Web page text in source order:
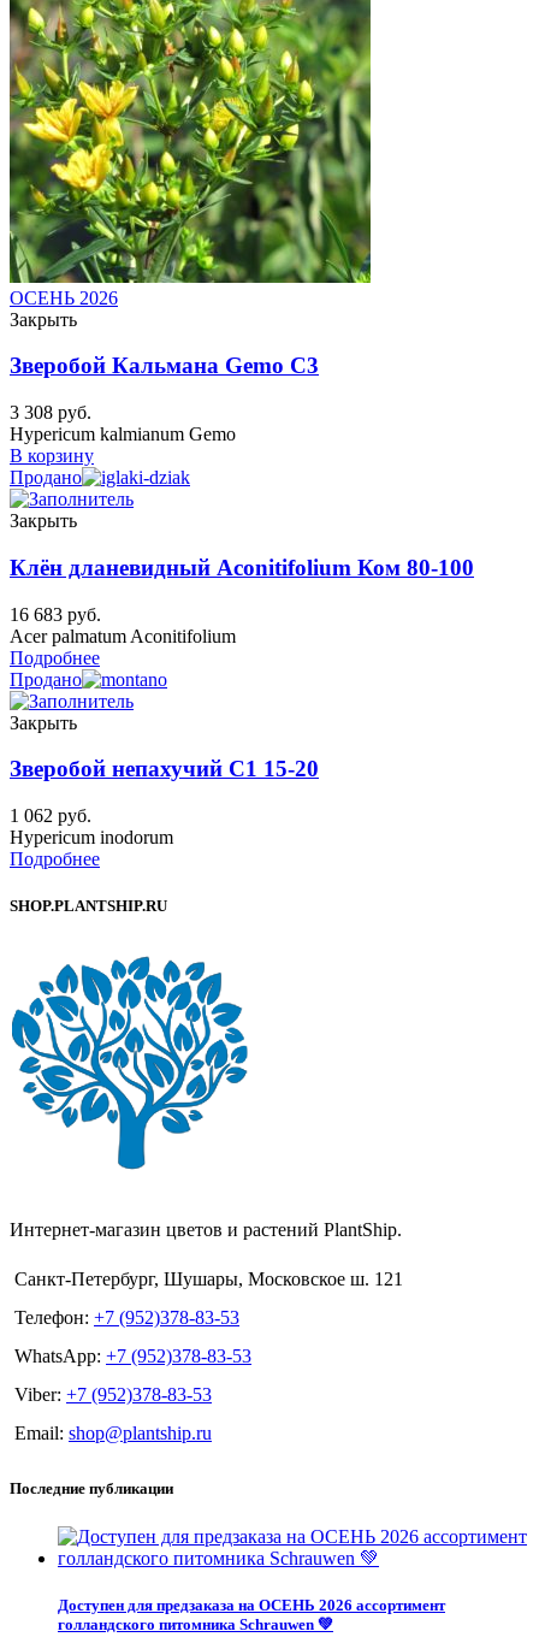
ОСЕНЬ 2026
Закрыть
Зверобой Кальмана Gemo C3
3 308 руб.
Hypericum kalmianum Gemo
В корзину
Продано
Закрыть
Клён дланевидный Aconitifolium Ком 80-100
16 683 руб.
Acer palmatum Aconitifolium
Подробнее
Продано
Закрыть
Зверобой непахучий C1 15-20
1 062 руб.
Hypericum inodorum
Подробнее
SHOP.PLANTSHIP.RU
Интернет-магазин цветов и растений PlantShip.
Санкт-Петербург, Шушары, Московское ш. 121
Телефон: +7 (952)378-83-53
WhatsApp: +7 (952)378-83-53
Viber: +7 (952)378-83-53
Email: shop@plantship.ru
Последние публикации
Доступен для предзаказа на ОСЕНЬ 2026 ассортимент
голландского питомника Schrauwen 💚